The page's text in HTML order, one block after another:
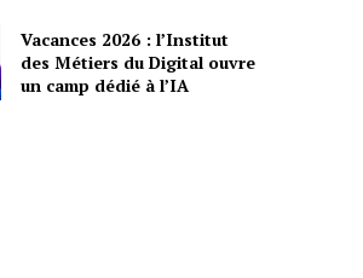
Vacances 2026 : l’Institut
des Métiers du Digital ouvre
un camp dédié à l’IA